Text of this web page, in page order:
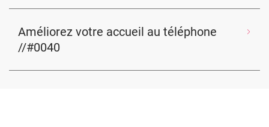
Améliorez votre accueil au téléphone
//#0040